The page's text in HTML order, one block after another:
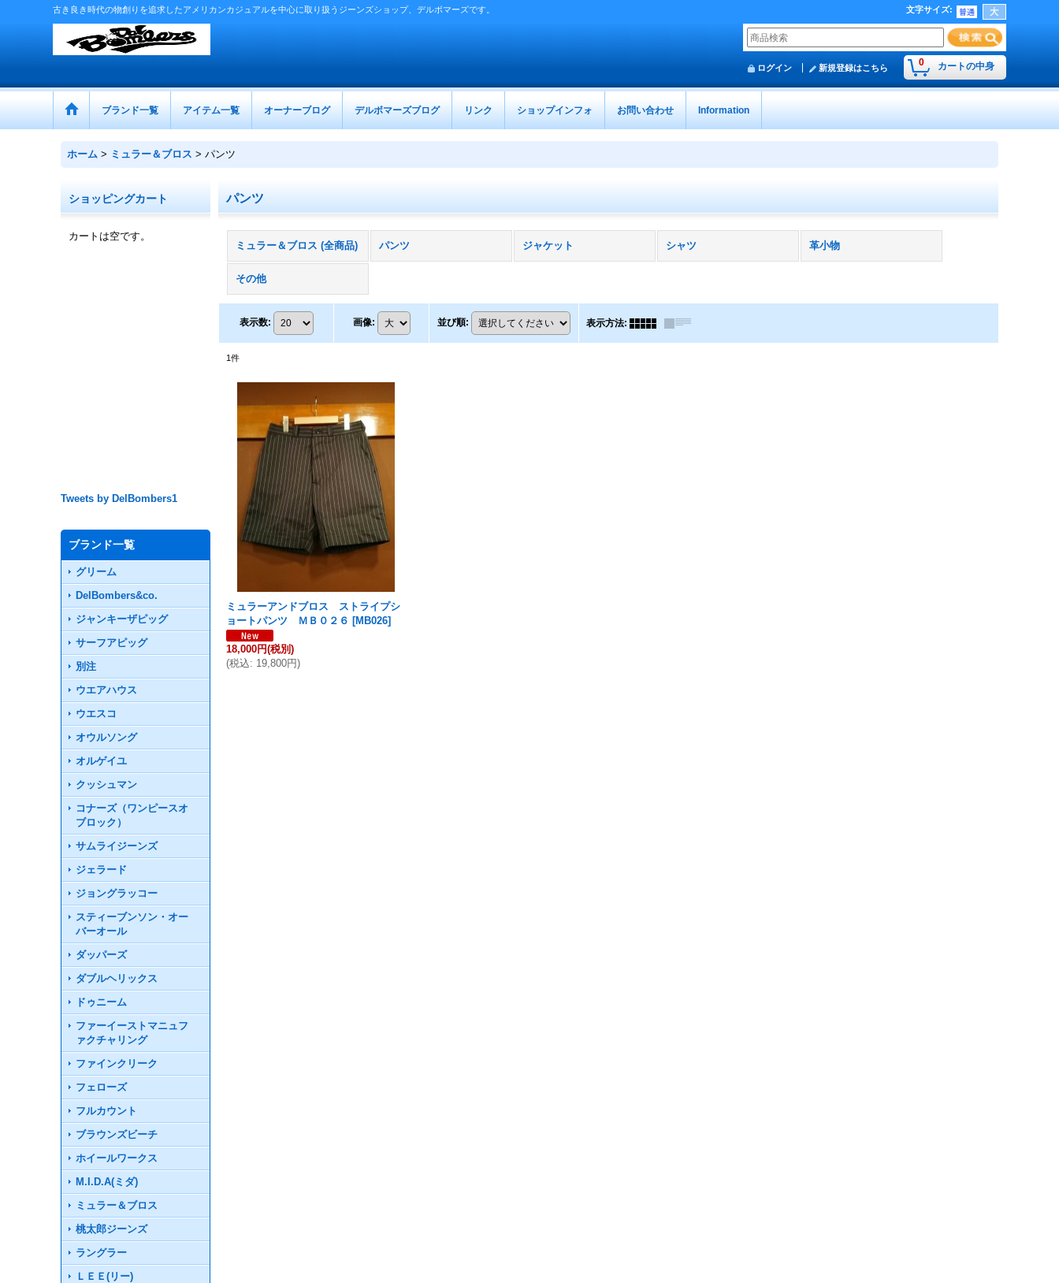
古き良き時代の物創りを追求したアメリカンカジュアルを中心に取り扱うジーンズショップ、デルボマーズです。 文字サイズ:
0 カートの中身
ログイン 新規登録はこちら
ブランド一覧 アイテム一覧 オーナーブログ デルボマーズブログ リンク ショップインフォ お問い合わせ Information
ホーム > ミュラー＆ブロス > パンツ
ショッピングカート
カートは空です。
Tweets by DelBombers1
ブランド一覧
グリーム
DelBombers&co.
ジャンキーザピッグ
サーフアピッグ
別注
ウエアハウス
ウエスコ
オウルソング
オルゲイユ
クッシュマン
コナーズ（ワンピースオ
ブロック）
サムライジーンズ
ジェラード
ジョングラッコー
スティーブンソン・オー
バーオール
ダッパーズ
ダブルヘリックス
ドゥニーム
ファーイーストマニュフ
ァクチャリング
ファインクリーク
フェローズ
フルカウント
ブラウンズビーチ
ホイールワークス
M.I.D.A(ミダ)
ミュラー＆ブロス
桃太郎ジーンズ
ラングラー
ＬＥＥ(リー)
パンツ
ミュラー＆ブロス (全商品) パンツ ジャケット シャツ 革小物
その他
表示数: 画像: 並び順: 表示方法:
1件
ミュラーアンドブロス ストライプシ
ョートパンツ ＭＢ０２６ [MB026]
18,000円(税別)
(税込: 19,800円)